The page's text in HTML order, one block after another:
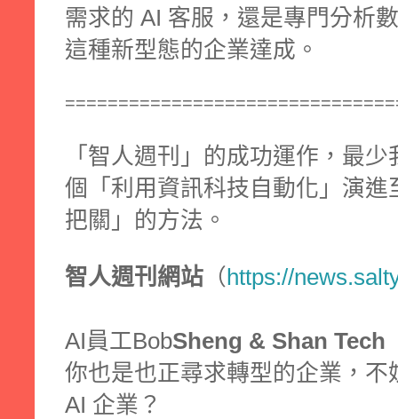
需求的 AI 客服，還是專門分析
這種新型態的企業達成。
「智人週刊」的成功運作，最
個「利用資訊科技自動化」演
把關」的方法。
智人週刊網站 （ https://
AI員工BobSheng & Shan Tech
你也是也正尋求轉型的企業，
AI 企業？